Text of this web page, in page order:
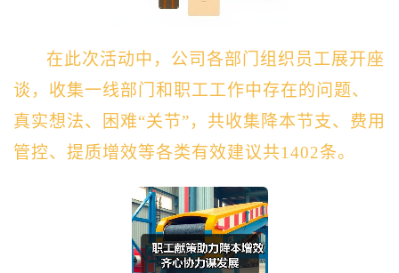
在此次活动中， 公司 各部门组织员工展开座
谈，收集一线部门和职工工作中存在的问题、
真实想法、困难“关节”， 共收集降本节支、费用
管控、提质增效等各类有效建议共1402条。